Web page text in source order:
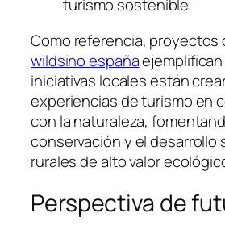
turismo sostenible
Como referencia, proyectos
wildsino españa
iniciativas locales están
experiencias de turismo en
con la naturaleza,
conservación y el desarrollo
rurales de alto valor
Perspectiva de